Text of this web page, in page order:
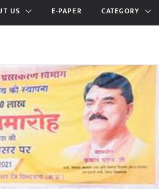
US E-PAPER CATEGORY